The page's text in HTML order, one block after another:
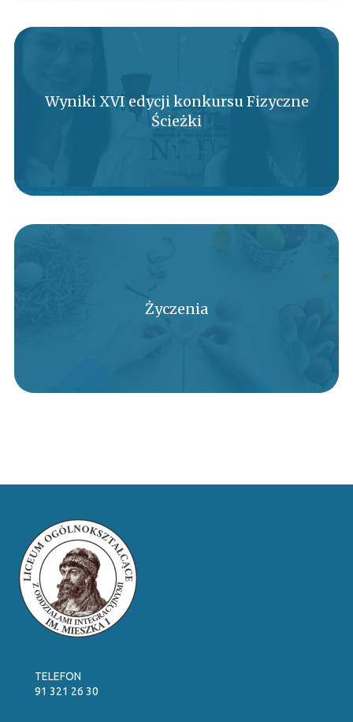
Wyniki XVI edycji konkursu Fizyczne
Ścieżki
Życzenia
TELEFON
91 321 26 30